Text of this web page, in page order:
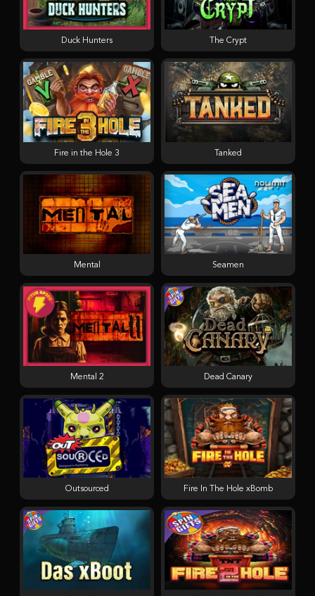
Seamen
Duck Hunters
Fire in the Hole 3
Mental 2
Mental
The Crypt
Outsourced
Tanked
Fire In The Hole xBomb
Dead Canary